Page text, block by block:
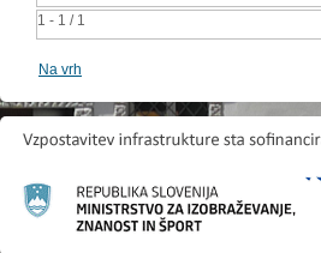
1 - 1 / 1
Na vrh